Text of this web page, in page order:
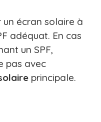
un écran solaire à
adéquat. En cas
un SPF,
pas avec
principale.